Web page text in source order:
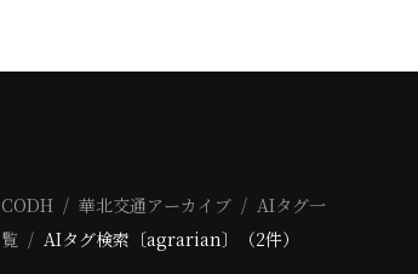
CODH 華北交通アーカイブ
AIタグ一
覧
AIタグ検索〔agrarian〕（2件）